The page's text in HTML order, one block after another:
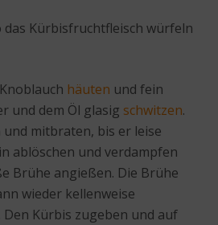
Kürbisfruchtfleisch würfeln
häuten und fein
und dem Öl glasig schwitzen.
und mitbraten, bis er leise
ablöschen und verdampfen
Brühe angießen. Die Brühe
wieder kellenweise
Kürbis zugeben und auf